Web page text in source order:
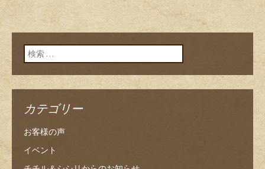
検索:
カテゴリー
お客様の声
イベント